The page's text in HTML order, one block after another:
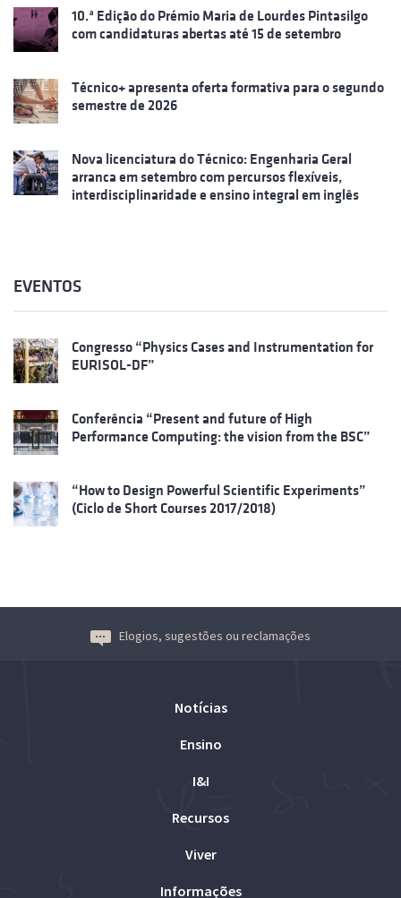
10.ª Edição do Prémio Maria de Lourdes Pintasilgo
com candidaturas abertas até 15 de setembro
Técnico+ apresenta oferta formativa para o segundo
semestre de 2026
Nova licenciatura do Técnico: Engenharia Geral
arranca em setembro com percursos flexíveis,
interdisciplinaridade e ensino integral em inglês
EVENTOS
Congresso “Physics Cases and Instrumentation for
EURISOL-DF”
Conferência “Present and future of High
Performance Computing: the vision from the BSC”
“How to Design Powerful Scientific Experiments”
(Ciclo de Short Courses 2017/2018)
Elogios, sugestões ou reclamações
Notícias
Ensino
I&I
Recursos
Viver
Informações